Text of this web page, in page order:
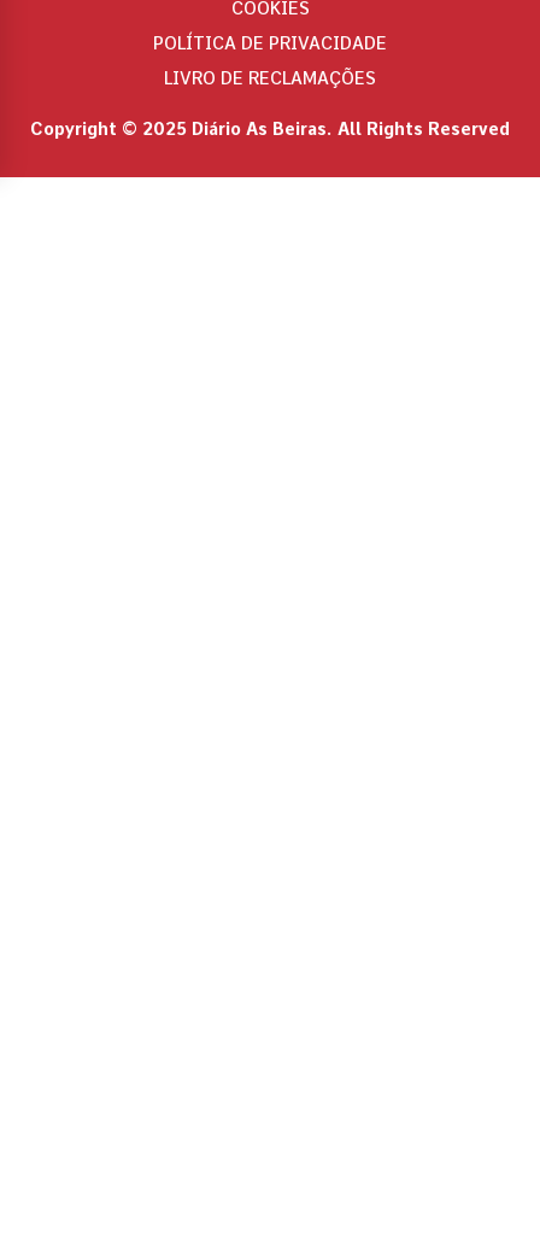
Copyright © 2025 Diário As Beiras. All Rights Reserved
COOKIES
POLÍTICA DE PRIVACIDADE
LIVRO DE RECLAMAÇÕES